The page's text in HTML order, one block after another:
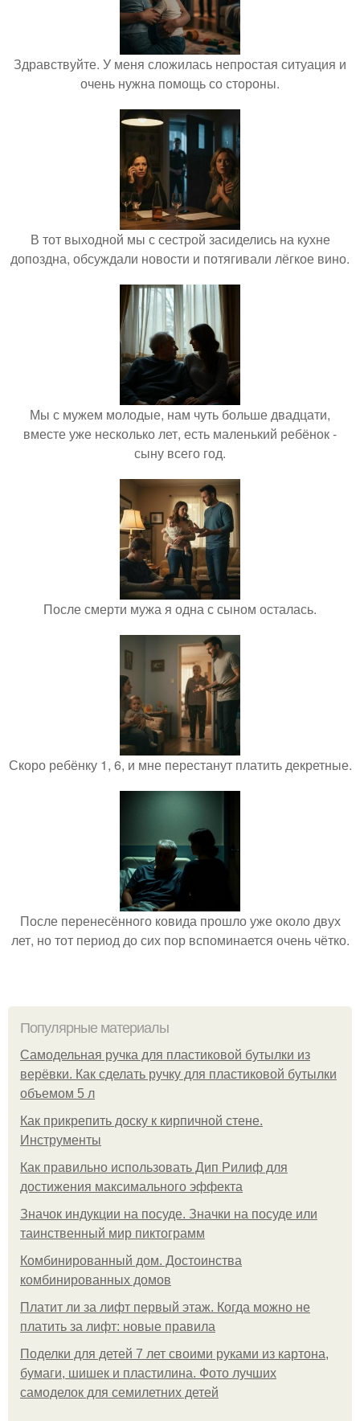
Здравствуйте. У меня сложилась непростая ситуация и
очень нужна помощь со стороны.
В тот выходной мы с сестрой засиделись на кухне
допоздна, обсуждали новости и потягивали лёгкое вино.
Мы с мужем молодые, нам чуть больше двадцати,
вместе уже несколько лет, есть маленький ребёнок -
сыну всего год.
После смерти мужа я одна с сыном осталась.
Скоро ребёнку 1, 6, и мне перестанут платить декретные.
После перенесённого ковида прошло уже около двух
лет, но тот период до сих пор вспоминается очень чётко.
Популярные материалы
Самодельная ручка для пластиковой бутылки из
верёвки. Как сделать ручку для пластиковой бутылки
объемом 5 л
Как прикрепить доску к кирпичной стене.
Инструменты
Как правильно использовать Дип Рилиф для
достижения максимального эффекта
Значок индукции на посуде. Значки на посуде или
таинственный мир пиктограмм
Комбинированный дом. Достоинства
комбинированных домов
Платит ли за лифт первый этаж. Когда можно не
платить за лифт: новые правила
Поделки для детей 7 лет своими руками из картона,
бумаги, шишек и пластилина. Фото лучших
самоделок для семилетних детей